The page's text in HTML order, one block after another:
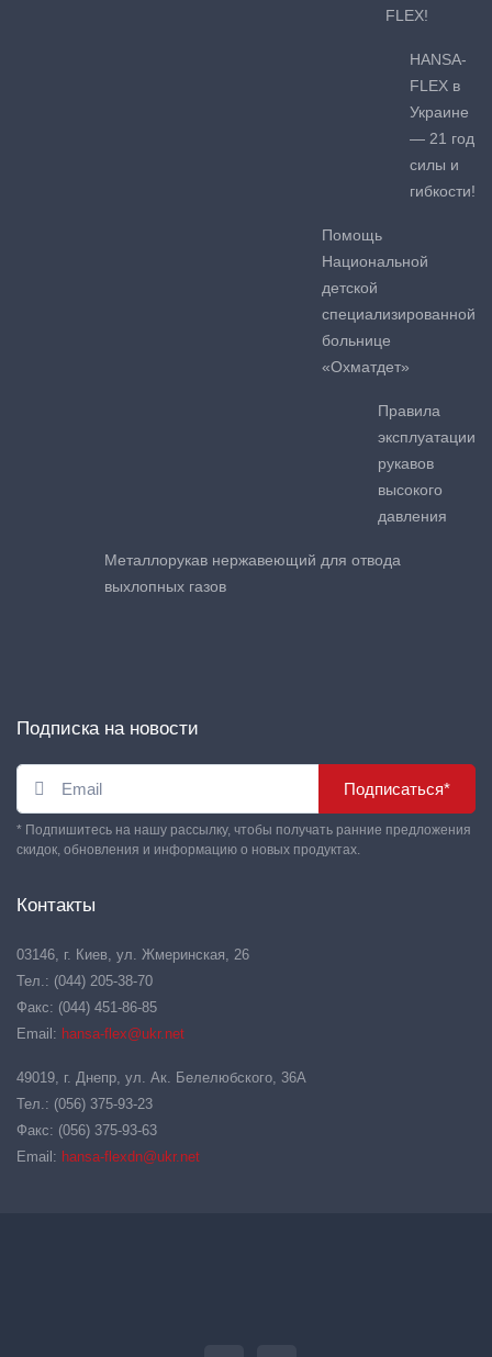
FLEX!
HANSA-
FLEX в
Украине
— 21 год
силы и
гибкости!
Помощь
Национальной
детской
специализированной
больнице
«Охматдет»
Правила
эксплуатации
рукавов
высокого
давления
Металлорукав нержавеющий для отвода
выхлопных газов
Подписка на новости
Подписаться*
* Подпишитесь на нашу рассылку, чтобы получать ранние предложения
скидок, обновления и информацию о новых продуктах.
Контакты
03146, г. Киев, ул. Жмеринская, 26
Тел.: (044) 205-38-70
Факс: (044) 451-86-85
Email: hansa-flex@ukr.net
49019, г. Днепр, ул. Ак. Белелюбского, 36А
Тел.: (056) 375-93-23
Факс: (056) 375-93-63
Email: hansa-flexdn@ukr.net